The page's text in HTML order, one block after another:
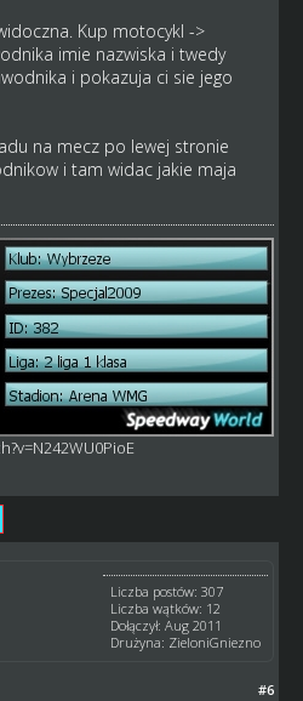
Kup motocykl ->
imie nazwiska i twedy
i pokazuja ci sie jego
na mecz po lewej stronie
i tam widac jakie maja
Liczba postów: 307
Liczba wątków: 12
Dołączył: Aug 2011
Drużyna: ZieloniGniezno
#6